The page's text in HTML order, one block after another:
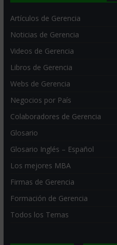
Artículos de Gerencia
Noticias de Gerencia
Videos de Gerencia
Libros de Gerencia
Webs de Gerencia
Negocios por País
Colaboradores de Gerencia
Glosario
Glosario Inglés – Español
Los mejores MBA
Firmas de Gerencia
Formación de Gerencia
Todos los Temas